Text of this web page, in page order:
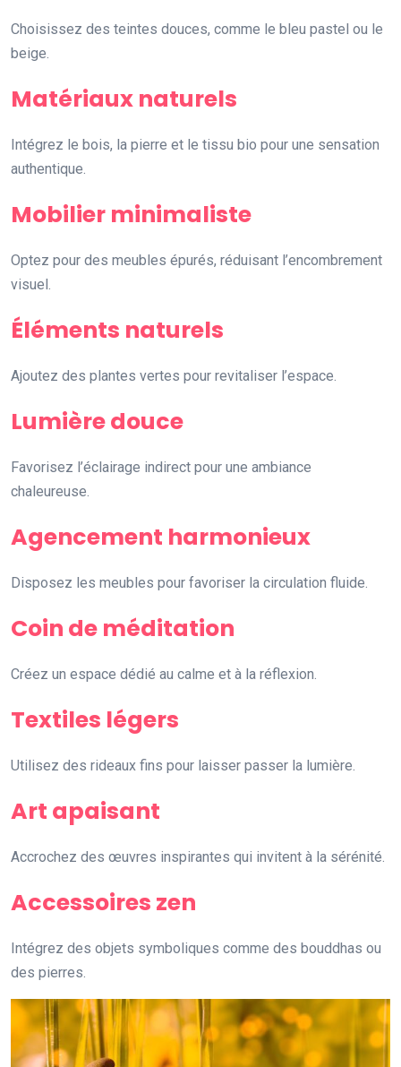
Choisissez des teintes douces, comme le bleu pastel ou le
beige.
Matériaux naturels
Intégrez le bois, la pierre et le tissu bio pour une sensation
authentique.
Mobilier minimaliste
Optez pour des meubles épurés, réduisant l’encombrement
visuel.
Éléments naturels
Ajoutez des plantes vertes pour revitaliser l’espace.
Lumière douce
Favorisez l’éclairage indirect pour une ambiance
chaleureuse.
Agencement harmonieux
Disposez les meubles pour favoriser la circulation fluide.
Coin de méditation
Créez un espace dédié au calme et à la réflexion.
Textiles légers
Utilisez des rideaux fins pour laisser passer la lumière.
Art apaisant
Accrochez des œuvres inspirantes qui invitent à la sérénité.
Accessoires zen
Intégrez des objets symboliques comme des bouddhas ou
des pierres.